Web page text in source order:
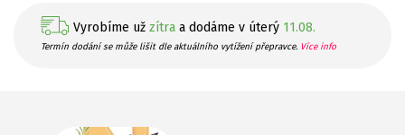
Vyrobíme už zítra a dodáme v úterý 11.08.
Termín dodání se může lišit dle aktuálního vytížení přepravce. Více info